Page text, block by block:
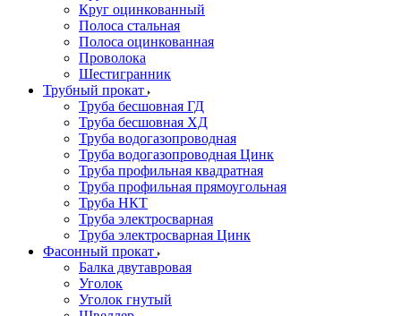
Круг оцинкованный
Полоса стальная
Полоса оцинкованная
Проволока
Шестигранник
Трубный прокат
Труба бесшовная ГД
Труба бесшовная ХД
Труба водогазопроводная
Труба водогазопроводная Цинк
Труба профильная квадратная
Труба профильная прямоугольная
Труба НКТ
Труба электросварная
Труба электросварная Цинк
Фасонный прокат
Балка двутавровая
Уголок
Уголок гнутый